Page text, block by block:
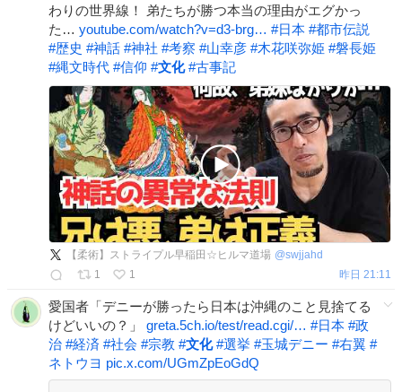
わりの世界線！ 弟たちが勝つ本当の理由がエグかっ
た… youtube.com/watch?v=d3-brg… #日本 #都市伝説
#歴史 #神話 #神社 #考察 #山幸彦 #木花咲弥姫 #磐長姫
#縄文時代 #信仰 #文化 #古事記
【柔術】ストライプル早稲田☆ヒルマ道場 @swjjahd
1
1 昨日 21:11
愛国者「デニーが勝ったら日本は沖縄のこと見捨てる
けどいいの？」 greta.5ch.io/test/read.cgi/… #日本 #政
治 #経済 #社会 #宗教 #文化 #選挙 #玉城デニー #右翼 #
ネトウヨ pic.x.com/UGmZpEoGdQ